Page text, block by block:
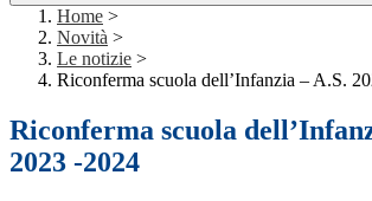
Home >
Novità >
Le notizie >
Riconferma scuola dell’Infanzia – A.S.
Riconferma scuola
2023 -2024